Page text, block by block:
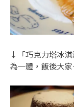
↓「巧克力塔冰
為一體，飯後大